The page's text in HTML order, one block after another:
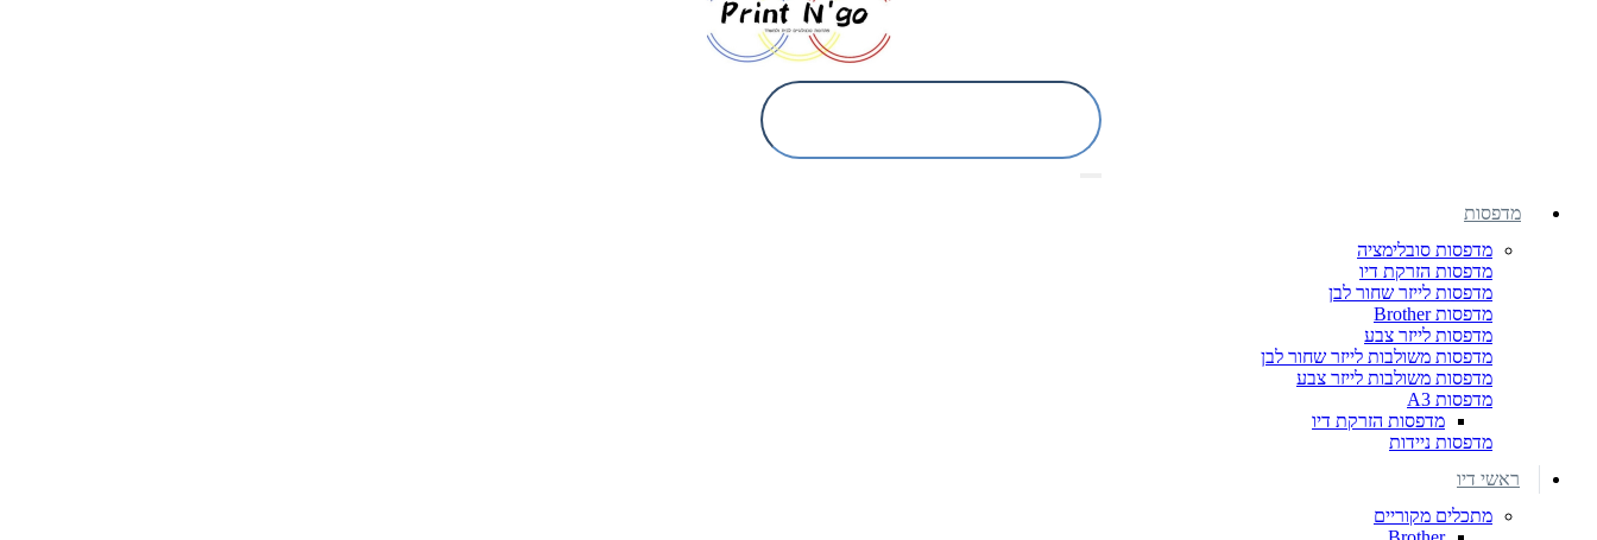
מדפסות
מדפסות סובלימציה
מדפסות הזרקת דיו
מדפסות לייזר שחור לבן
מדפסות Brother
מדפסות לייזר צבע
מדפסות משולבות לייזר שחור לבן
מדפסות משולבות לייזר צבע
מדפסות A3
מדפסות הזרקת דיו
מדפסות ניידות
ראשי דיו
מתכלים מקוריים